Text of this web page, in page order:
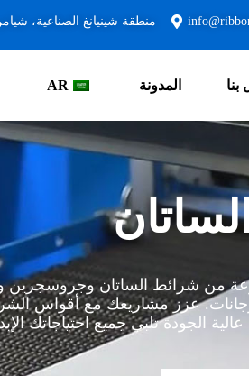
منطقة شينيانغ الصناعية،
بنا المدونة AR
من شرائط الساتان وجروسجرين
عزز مشاريعك مع أقواس
الجودة تلبي جميع احتياجاتك